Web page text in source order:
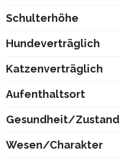
Schulterhöhe
Hundeverträglich
Katzenverträglich
Aufenthaltsort
Gesundheit/Zustand
Wesen/Charakter